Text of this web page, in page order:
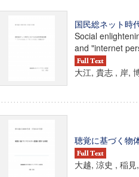
研究センター
ート
ム市民社会ガバナンス教育研究セ
国民総ネット時
Social
and "internet
大江, 貴志 , 岸,
聴覚に基づく物
大越, 涼史 , 稲